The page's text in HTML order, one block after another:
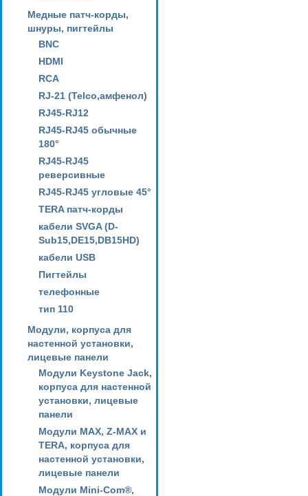
Медные патч-корды,
шнуры, пигтейлы
BNC
HDMI
RCA
RJ-21 (Telco,амфенол)
RJ45-RJ12
RJ45-RJ45 обычные
180°
RJ45-RJ45
реверсивные
RJ45-RJ45 угловые 45°
TERA патч-корды
кабели SVGA (D-
Sub15,DE15,DB15HD)
кабели USB
Пигтейлы
телефонные
тип 110
Модули, корпуса для
настенной установки,
лицевые панели
Модули Keystone Jack,
корпуса для настенной
установки, лицевые
панели
Модули MAX, Z-MAX и
TERA, корпуса для
настенной установки,
лицевые панели
Модули Mini-Com®,